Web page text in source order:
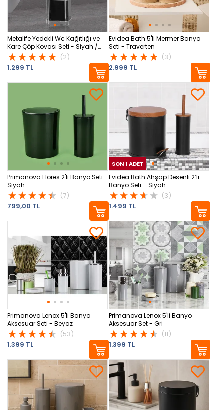
Metalife Yedekli Wc Kağıtlığı ve
Kare Çöp Kovası Seti - Siyah /
Krom
(2)
1.299 TL
Evidea Bath 5'li Mermer Banyo
Seti - Traverten
(3)
2.999 TL
Primanova Flores 2'li Banyo Seti -
Siyah
(7)
799,00 TL
SON 1 ADET
Evidea Bath Ahşap Desenli 2’li
Banyo Seti – Siyah
(3)
1.499 TL
Primanova Lenox 5'li Banyo
Aksesuar Seti - Beyaz
(53)
1.399 TL
Primanova Lenox 5'li Banyo
Aksesuar Set - Gri
(11)
1.399 TL